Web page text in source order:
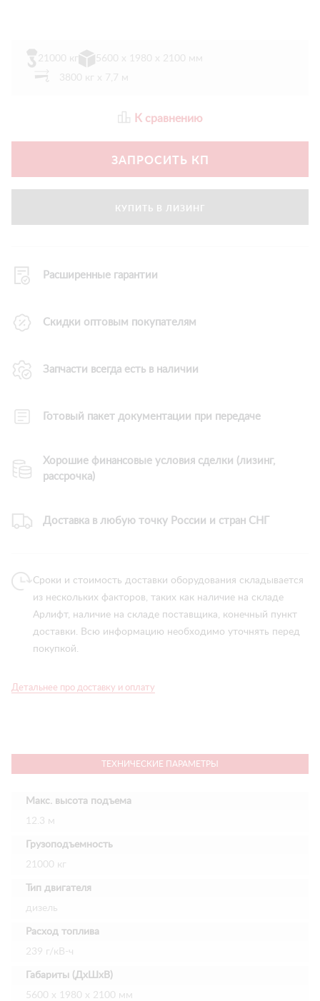
21000 кг
5600 х 1980 х 2100 мм
3800 кг х 7,7 м
К сравнению
ЗАПРОСИТЬ КП
КУПИТЬ В ЛИЗИНГ
Расширенные гарантии
Скидки оптовым покупателям
Запчасти всегда есть в наличии
Готовый пакет документации при передаче
Хорошие финансовые условия сделки (лизинг,
рассрочка)
Доставка в любую точку России и стран СНГ
Сроки и стоимость доставки оборудования складывается
из нескольких факторов, таких как наличие на складе
Арлифт, наличие на складе поставщика, конечный пункт
доставки. Всю информацию необходимо уточнять перед
покупкой.
Детальнее про доставку и оплату
ТЕХНИЧЕСКИЕ ПАРАМЕТРЫ
Макс. высота подъема
12.3 м
Грузоподъемность
21000 кг
Тип двигателя
дизель
Расход топлива
239 г/кВ-ч
Габариты (ДхШхВ)
5600 х 1980 х 2100 мм